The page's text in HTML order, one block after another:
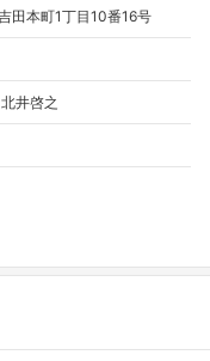
田本町1丁目10番16号
井啓之